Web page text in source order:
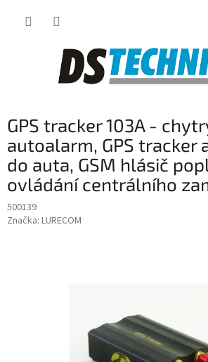
GPS tracker 103A -
autoalarm, GPS tracker
do auta, GSM hlásič
ovládání centrálního
500139
Značka: LURECOM